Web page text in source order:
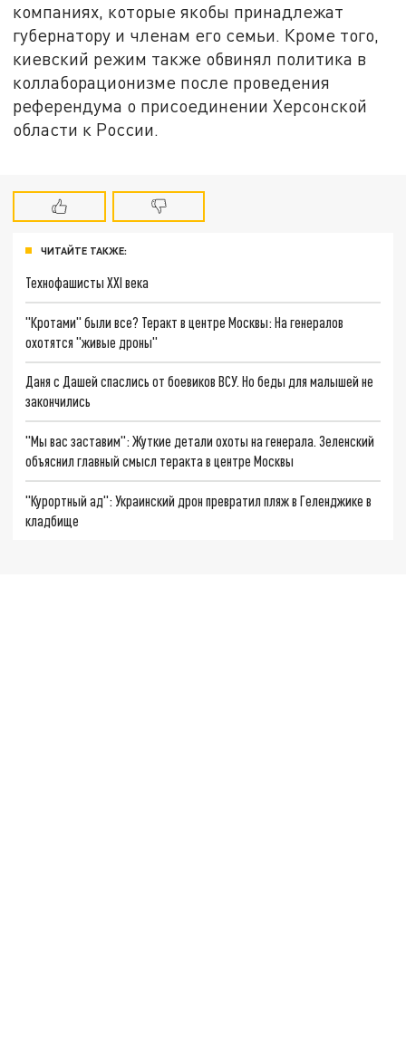
компаниях, которые якобы принадлежат
губернатору и членам его семьи. Кроме того,
киевский режим также обвинял политика в
коллаборационизме после проведения
референдума о присоединении Херсонской
области к России.
ЧИТАЙТЕ ТАКЖЕ:
Технофашисты XXI века
"Кротами" были все? Теракт в центре Москвы: На генералов
охотятся "живые дроны"
Даня с Дашей спаслись от боевиков ВСУ. Но беды для малышей не
закончились
"Мы вас заставим": Жуткие детали охоты на генерала. Зеленский
объяснил главный смысл теракта в центре Москвы
"Курортный ад": Украинский дрон превратил пляж в Геленджике в
кладбище